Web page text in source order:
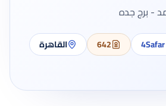
642
القاهرة